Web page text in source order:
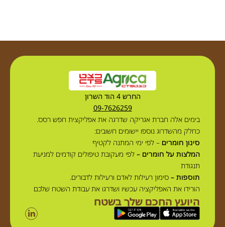
החרש 4 הוד השרון
09-7626259
בימים אלה חברת אגריקה שדרגה את אפליקצית חפש רסס.
כחלק מהשדרוג נוספו יישומים חשובים:
סינון חומרים – לפי ימי המתנה לקטיף
המלצות על חומרים – לפי מעקובת טיפולים קודמים למניעת
תנגודת
תוספות – סימון רעילות לאדם ורעילות לדבורים.
הורידו את האפליקציה עכשיו ושדרגו את עבודת השטח שלכם
היועץ החכם שלך בשטח